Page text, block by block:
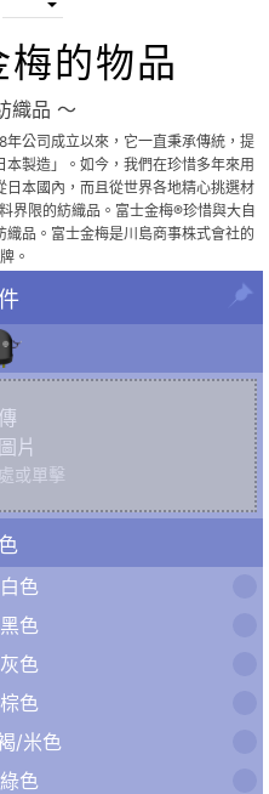
梅的物品
織品 〜
公司成立以來，它一直秉承傳統，提
製造」。如今，我們在珍惜多年來用
本國內，而且從世界各地精心挑選材
界限的紡織品。富士金梅®珍惜與大自
品。富士金梅是川島商事株式會社的
。
片
或單擊
白色
黑色
灰色
棕色
/米色
綠色